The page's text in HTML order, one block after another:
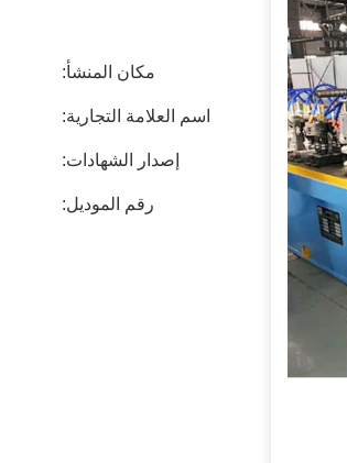
مكان المنشأ:
اسم العلامة التجارية:
إصدار الشهادات:
رقم الموديل: